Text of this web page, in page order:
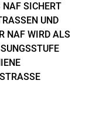
NAF SICHERT
UND
NAF WIRD ALS